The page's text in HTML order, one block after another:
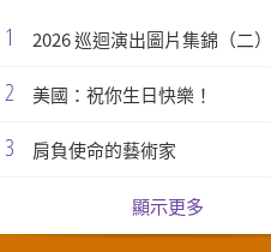
1 2026 巡迴演出圖片集錦（二）
2 美國：祝你生日快樂！
3 肩負使命的藝術家
顯示更多